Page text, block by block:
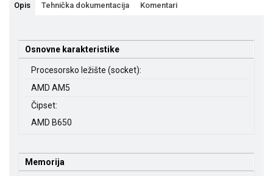
Opis Tehnička dokumentacija Komentari
Osnovne karakteristike
Procesorsko ležište (socket):
AMD AM5
Čipset:
AMD B650
Memorija